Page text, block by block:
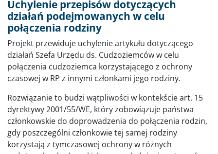
Uchylenie przepisów dotyczących
działań podejmowanych w celu
połączenia rodziny
Projekt przewiduje uchylenie artykułu dotyczącego
działań Szefa Urzędu ds. Cudzoziemców w celu
połączenia cudzoziemca korzystającego z ochrony
czasowej w RP z innymi członkami jego rodziny.
Rozwiązanie to budzi wątpliwości w kontekście art. 15
dyrektywy 2001/55/WE, który zobowiązuje państwa
członkowskie do doprowadzenia do połączenia rodzin,
gdy poszczególni członkowie tej samej rodziny
korzystają z tymczasowej ochrony w różnych